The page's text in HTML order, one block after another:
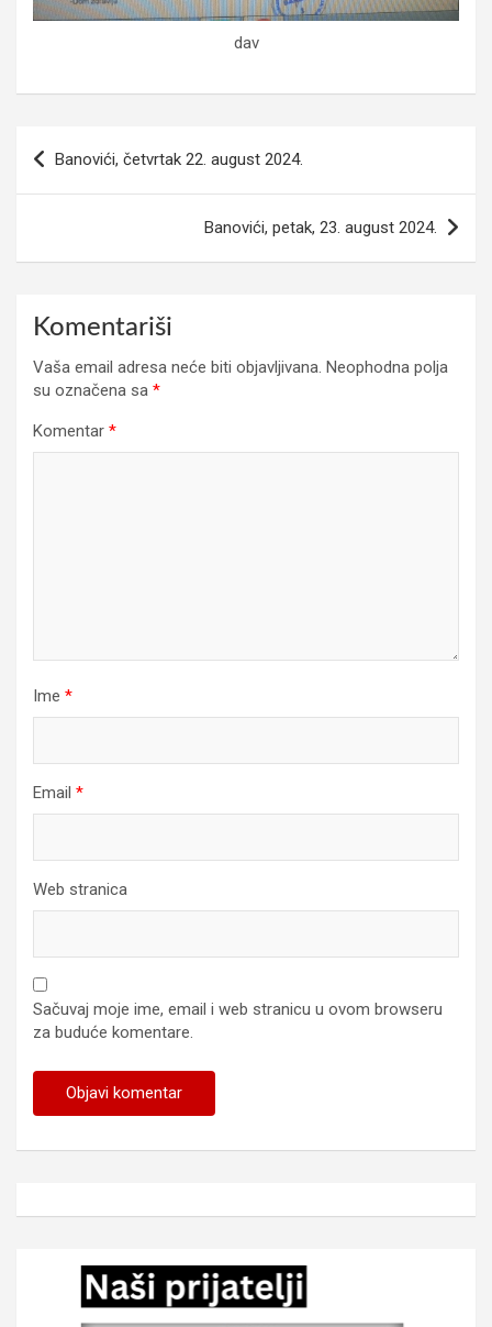
dav
Banovići, četvrtak 22. august 2024.
Banovići, petak, 23. august 2024.
Komentariši
Vaša email adresa neće biti objavljivana. Neophodna polja
su označena sa *
Komentar *
Ime *
Email *
Web stranica
Sačuvaj moje ime, email i web stranicu u ovom browseru
za buduće komentare.